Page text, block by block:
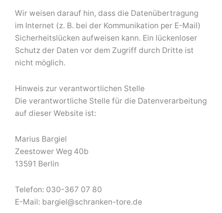
Wir weisen darauf hin, dass die Datenübertragung
im Internet (z. B. bei der Kommunikation per E-Mail)
Sicherheitslücken aufweisen kann. Ein lückenloser
Schutz der Daten vor dem Zugriff durch Dritte ist
nicht möglich.
Hinweis zur verantwortlichen Stelle
Die verantwortliche Stelle für die Datenverarbeitung
auf dieser Website ist:
Marius Bargiel
Zeestower Weg 40b
13591 Berlin
Telefon: 030-367 07 80
E-Mail: bargiel@schranken-tore.de